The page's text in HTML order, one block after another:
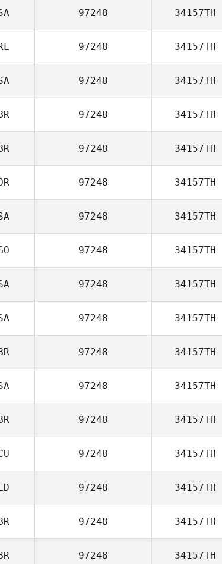
97248 34157TH
97248 34157TH
97248 34157TH
97248 34157TH
97248 34157TH
97248 34157TH
97248 34157TH
97248 34157TH
97248 34157TH
97248 34157TH
97248 34157TH
97248 34157TH
97248 34157TH
97248 34157TH
97248 34157TH
97248 34157TH
97248 34157TH